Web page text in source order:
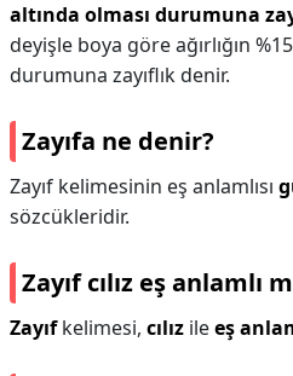
altında olması durumuna
deyişle boya göre ağırlığın
durumuna zayıflık denir.
Zayıfa ne denir?
Zayıf kelimesinin eş anlamlısı
sözcükleridir.
Zayıf cılız eş anlamlı
Zayıfkelimesi, cılız ileeş